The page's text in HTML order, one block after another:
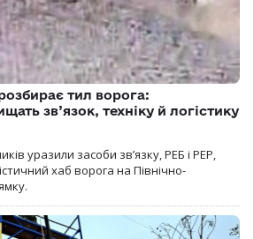
тил ворога:
зв’язок, техніку й логістику
уразили засоби зв’язку, РЕБ і РЕР,
хаб ворога на Північно-